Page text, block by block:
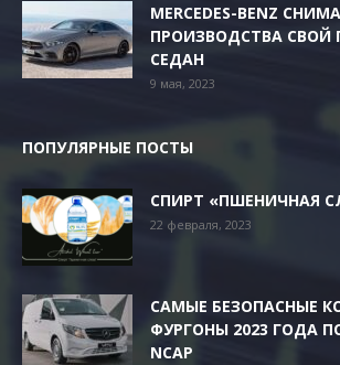
MERCEDES-BENZ
ПРОИЗВОДСТВА СВОЙ
СЕДАН
9 мая, 2023
ПОПУЛЯРНЫЕ ПОСТЫ
СПИРТ «ПШЕНИЧНАЯ
22 февраля, 2023
САМЫЕ БЕЗОПАСНЫЕ
ФУРГОНЫ 2023 ГОДА
NCAP